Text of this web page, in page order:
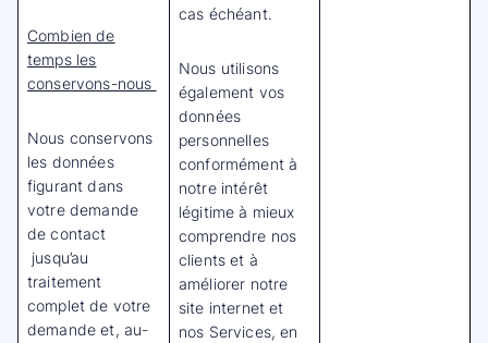
Combien de
temps les
conservons-nous
Nous conservons
les données
figurant dans
votre demande
de contact
jusqu’au
traitement
complet de votre
demande et, au-
cas échéant.
Nous utilisons
également vos
données
personnelles
conformément à
notre intérêt
légitime à mieux
comprendre nos
clients et à
améliorer notre
site internet et
nos Services, en